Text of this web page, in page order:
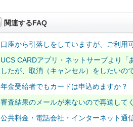
関連するFAQ
口座から引落しをしていますが、ご利用
UCS CARDアプリ・ネットサーブより
したが、取消（キャンセル）をしたいの
年金受給者でもカードは申込めますか？
審査結果のメールが来ないので再送して
公共料金・電話会社・インターネット通